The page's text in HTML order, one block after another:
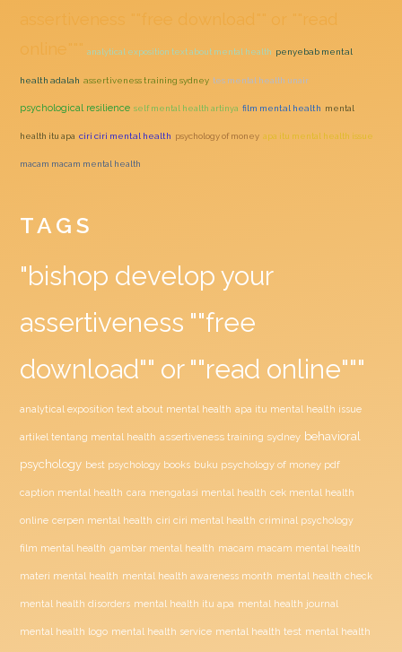
assertiveness ""free download"" or ""read
online""" analytical exposition text about mental health penyebab mental
health adalah assertiveness training sydney tes mental health unair
psychological resilience self mental health artinya film mental health mental
health itu apa ciri ciri mental health psychology of money apa itu mental health issue
macam macam mental health
TAGS
"bishop develop your
assertiveness ""free
download"" or ""read online"""
analytical exposition text about mental health apa itu mental health issue
artikel tentang mental health assertiveness training sydney behavioral
psychology best psychology books buku psychology of money pdf
caption mental health cara mengatasi mental health cek mental health
online cerpen mental health ciri ciri mental health criminal psychology
film mental health gambar mental health macam macam mental health
materi mental health mental health awareness month mental health check
mental health disorders mental health itu apa mental health journal
mental health logo mental health service mental health test mental health